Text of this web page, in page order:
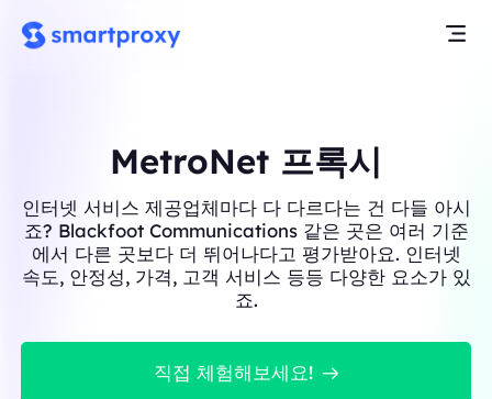
MetroNet 프록시
인터넷 서비스 제공업체마다 다 다르다는 건 다들 아시
죠? Blackfoot Communications 같은 곳은 여러 기준
에서 다른 곳보다 더 뛰어나다고 평가받아요. 인터넷
속도, 안정성, 가격, 고객 서비스 등등 다양한 요소가 있
죠.
직접 체험해보세요!